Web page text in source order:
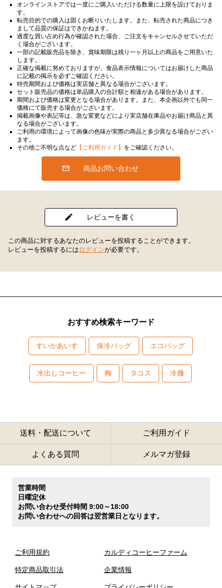
オンラインストアでは一度にご購入いただける数量に上限を設けておりま
す。
転売目的での購入は固くお断りいたします。また、転売された商品につき
まして品質の保証はできかねます。
過度な買い占め行為が確認された場合、ご注文をキャンセルさせていただ
く場合がございます。
一部の記載販売品を除き、賞味期限は残り一ヶ月以上の商品をご用意いた
します。
正確な掲載に努めておりますが、食品表示情報についてはお届けした商品
に記載の掲示を必ずご確認ください。
特売期間および価格は実店舗と異なる場合がございます。
セット販売品の価格は単品購入の合計額と相違がある場合があります。
期間および価格は変更となる場合があります。また、本企画以外でも同一
価格にて販売する場合がございます。
掲載画像や表記等は、急な変更などにより実店舗在庫品やお届け商品と異
なる場合がございます。
ご利用の環境によって画像の色味が実際の商品と多少異なる場合がござい
ます。
その他ご不明な点など 【ご利用ガイド】 をご確認ください。
商品お問い合わせ
レビューを書く
この商品に対するあなたのレビューを投稿することができます。
レビューを投稿するには ログインが必要です。
おすすめ検索キーワード
すいかあいす 保冷バッグ エコバッグ
水出しコーヒー 梅 タコス 冷麺
送料・配送について ご利用ガイド
よくある質問 メルマガ登録
営業時間
日曜定休
お問い合わせ受付時間 9:00～18:00
お問い合わせへの回答は翌営業日となります。
ご利用規約
特定商品取引法
カルディコーヒーファーム
企業情報